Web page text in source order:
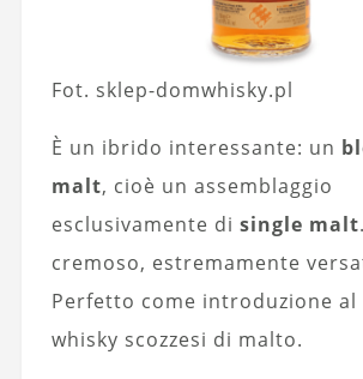
Fot. sklep-domwhisky.pl
È un ibrido interessante: un
malt, cioè un assemblaggio
esclusivamente di single malt
cremoso, estremamente
Perfetto come introduzione al
whisky scozzesi di malto.